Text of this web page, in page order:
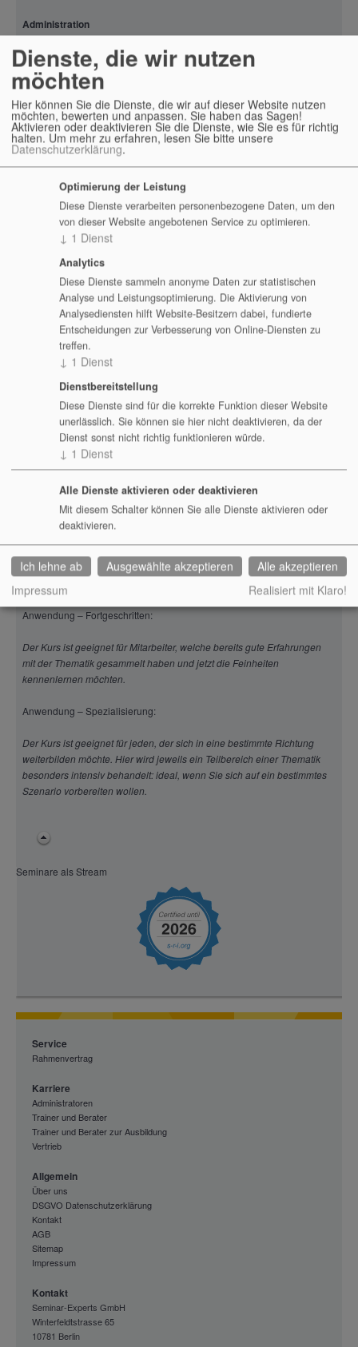
Administration
Die Seminare der Kategorie „Administration“ setzen voraus, dass das
Publikum bereits IT/EDV-Administrationskenntnisse besitzt. Aus
welchem Bereich diese Kenntnisse sein sollten, finden Sie in der
Tabellenzeile „Voraussetzungen“.
Administration – Basis:
Der Kurs ist geeignet für Mitarbeiter, welche noch keine Erfahrungen mit
der Thematik gesammelt haben. Es werden alle benötigten Grundlagen
vermittelt, um mit der Software professionell starten zu können.
Administration – Fortgeschritten:
Der Kurs ist geeignet für Mitarbeiter, welche bereits gute
Erfahrungen mit der Thematik gesammelt haben und nun die Feinheiten
kennenlernen möchten.
Administration – Spezialisierung:
Der Kurs ist ideal für jeden, der sich in eine bestimmte Richtung
besonders intensiv behandelt.
Anwendung
Die Seminare der Kategorie „Anwendungen“ setzen nur voraus, dass
die Teilnehmer bereits Kenntnisse im Umgang mit einem
Computer besitzen.
Anwendung – Basis:
der Thematik gesammelt haben. Es werden alle benötigten Grundlagen
vermittelt, um mit der Software professionell starten zu können.
Anwendung – Fortgeschritten:
Der Kurs ist geeignet für Mitarbeiter, welche bereits gute Erfahrungen
mit der Thematik gesammelt haben und jetzt die Feinheiten
kennenlernen möchten.
Anwendung – Spezialisierung:
Der Kurs ist geeignet für jeden, der sich in eine bestimmte Richtung
weiterbilden möchte. Hier wird jeweils ein Teilbereich einer Thematik
besonders intensiv behandelt: ideal, wenn Sie sich auf ein bestimmtes
Szenario vorbereiten wollen.
Alpine Linux
Alpine Linux
AMAGNO
AMD openSIL
Amped Software
Amundsen Seminare
Anaconda und QuantStack
Anchore
Android
AndroidQF Seminare und Schulungen
ANSSI – DFIR-ORC
Antora
AnyDesk Ultimate On-Premises
Anytype
AnzoGraph DB
AOSP Cuttlefish
Apache
Apereo CAS
Apiman
ApostropheCMS
Appium und Selenium Grid
Appsmith
AppTec360 EMM
Appwrite
Aqua Security Trivy
ArangoDB
ArcherySec Seminare
Archi
Archiyou Rhino Grasshopper
ASP.NET Core on Nginx
Authelia
Authentik
Authlib
Automation Anywhere
Automatisch
Automatisierung
Autopsy / The Sleuth Kit
AWS AFO
AWS Exitstrategie
Axon Ivy Seminare
Axway Seminare
Seminare als Stream
Service
Rahmenvertrag
Karriere
Administratoren
Trainer und Berater
Trainer und Berater zur Ausbildung
Vertrieb
Allgemein
Über uns
DSGVO Datenschutzerklärung
Kontakt
AGB
Sitemap
Impressum
Kontakt
Seminar-Experts GmbH
Winterfeldtstrasse 65
10781 Berlin
Dienste, die wir nutzen
möchten
Hier können Sie die Dienste, die wir auf dieser Website nutzen
möchten, bewerten und anpassen. Sie haben das Sagen!
Aktivieren oder deaktivieren Sie die Dienste, wie Sie es für richtig
halten. Um mehr zu erfahren, lesen Sie bitte unsere
Datenschutzerklärung.
Optimierung der Leistung
Diese Dienste verarbeiten personenbezogene Daten, um den
von dieser Website angebotenen Service zu optimieren.
↓ 1 Dienst
Analytics
Diese Dienste sammeln anonyme Daten zur statistischen
Analyse und Leistungsoptimierung. Die Aktivierung von
Analysediensten hilft Website-Besitzern dabei, fundierte
Entscheidungen zur Verbesserung von Online-Diensten zu
treffen.
↓ 1 Dienst
Dienstbereitstellung
Diese Dienste sind für die korrekte Funktion dieser Website
unerlässlich. Sie können sie hier nicht deaktivieren, da der
Dienst sonst nicht richtig funktionieren würde.
↓ 1 Dienst
Alle Dienste aktivieren oder deaktivieren
Mit diesem Schalter können Sie alle Dienste aktivieren oder
deaktivieren.
Ich lehne ab Ausgewählte akzeptieren
Alle akzeptieren
Impressum
Realisiert mit Klaro!